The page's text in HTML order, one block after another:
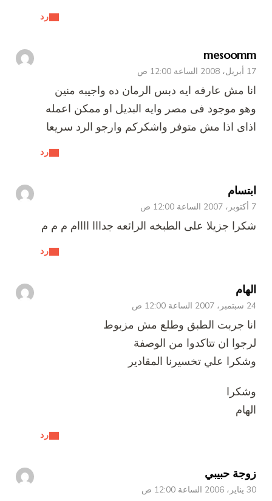
رد
mesoomm
17 أبريل، 2008 الساعة 12:00 ص
رد
انا مش عارفه ايه دبس الرمان ده واجيبه منين
وهو موجود فى مصر وايه البديل او ممكن اعمله
اذاى اذا مش متوفر واشكركم وارجو الرد سريعا
ابتسام
7 أكتوبر، 2007 الساعة 12:00 ص
رد
شكرا جزيلا على الطبخه الرائعه جدااا اااام م م م
الهام
24 سبتمبر، 2007 الساعة 12:00 ص
رد
انا جربت الطبق وطلع مش مزبوط
لرجوا ان تتاكدوا من الوصفة
وشكرا علي تخسيرنا المقادير
وشكرا
الهام
زوجة حبيبي
30 يناير، 2006 الساعة 12:00 ص